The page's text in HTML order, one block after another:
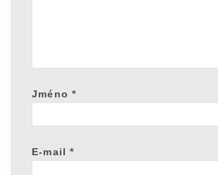
Jméno*
E-mail*